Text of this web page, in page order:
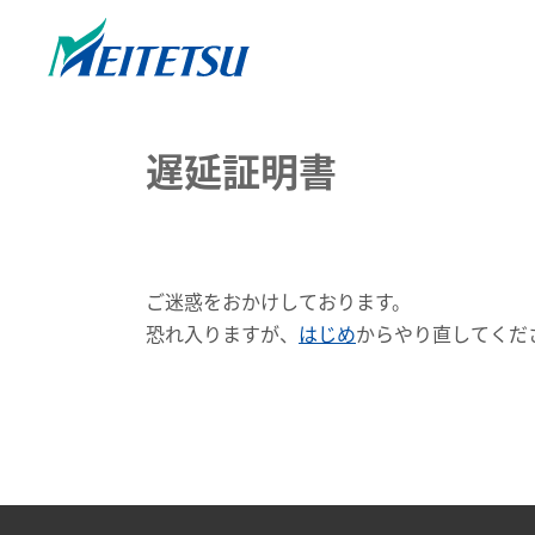
遅延証明書
ご迷惑をおかけしております。
恐れ入りますが、 はじめからやり直してくだ